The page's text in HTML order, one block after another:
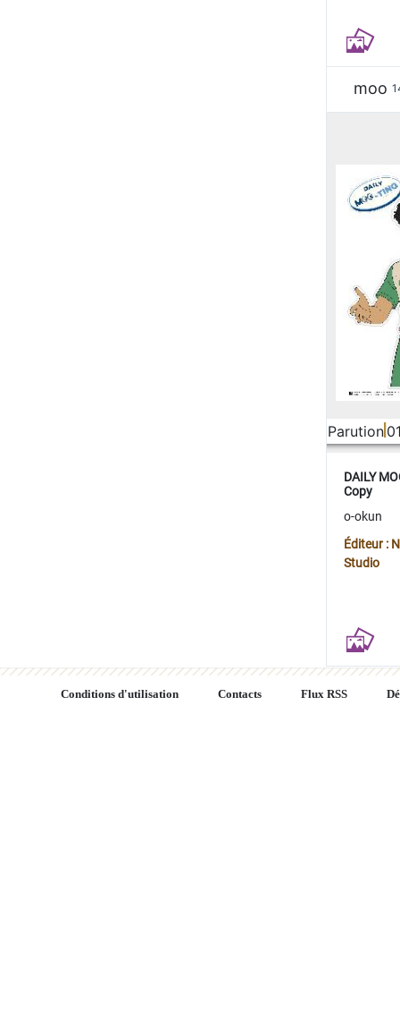
moo
Parution
DAILY
Copy
o-okun
Éditeur :
Studio
Conditions d'utilisation Contacts Flux RSS